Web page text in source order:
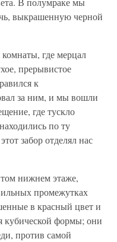
выкрашенную черной
где мерцал
прерывистое
к
за ним, и мы вошли
где тускло
по ту
забор отделял нас
нижнем этаже,
промежутках
в красный цвет и
кубической формы; они
против самой